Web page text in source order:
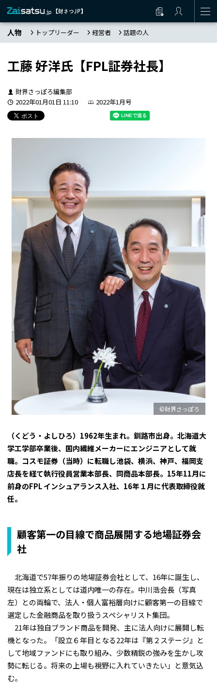
人物 トップリーダー 経営者 話題の人
工藤 好洋氏【FPL証券社長】
財界さっぽろ編集部
2022年01月01日 11:10
2022年1月号
©財界さっぽろ
（くどう・よしひろ）1962年生まれ。釧路市出身。北海道大
学工学部卒業後、国内繊維メーカーにエンジニアとして就
職。コスモ証券（当時）に転職し池袋、横浜、神戸、福岡支
店長を経て執行役員営業本部長、同商品本部長。15年11月に
前身のFPL インシュアランス入社、16年１月に代表取締役就
任。
顧客第一の目線で商品展開する地場証券会
社
北海道で57年振りの地場証券会社として、16年に誕生し、
現在は独立系としては道内唯一の存在。中川浩会長（写真
左）との両輪で、法人・個人富裕層向けに顧客第一の目線で
選定した金融商品を取り扱うスペシャリスト集団。
21年は独自ブランド商品を開発、主に法人向けに展開し転
機となった。「設立６年目となる22年は『第２ステージ』と
して地域ファンドにも取り組み、少数精鋭の強みを生かし攻
勢に転じる。将来の上場も視野に入れていきたい」と意気込
む。